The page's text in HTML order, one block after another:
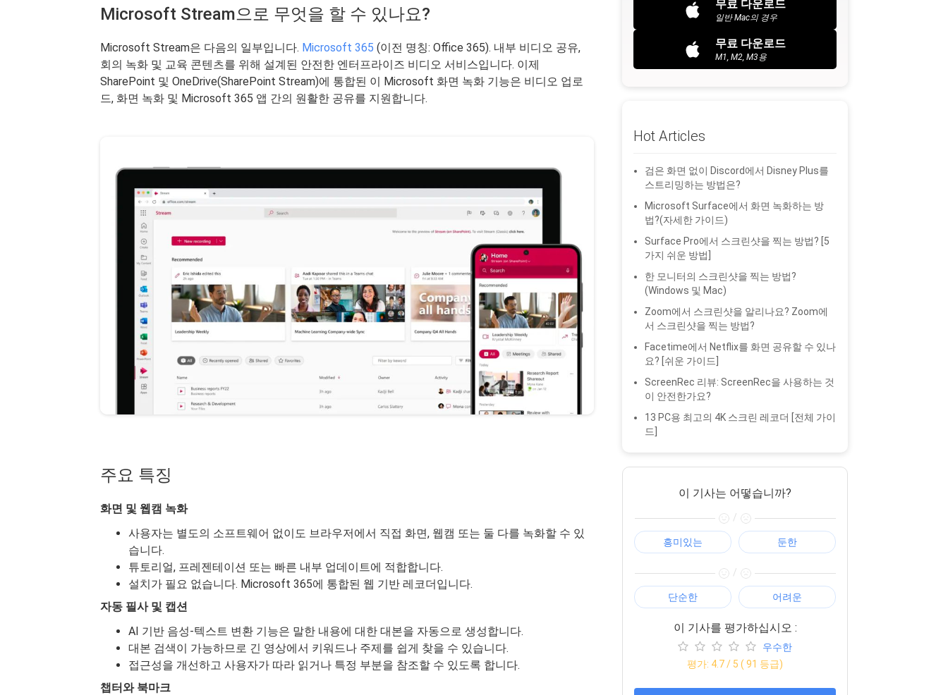
Microsoft Stream으로 무엇을 할 수 있나요?
Microsoft Stream은 다음의 일부입니다. Microsoft 365 (이전 명칭: Office 365). 내부 비디오 공유,
회의 녹화 및 교육 콘텐츠를 위해 설계된 안전한 엔터프라이즈 비디오 서비스입니다. 이제
SharePoint 및 OneDrive(SharePoint Stream)에 통합된 이 Microsoft 화면 녹화 기능은 비디오 업로
드, 화면 녹화 및 Microsoft 365 앱 간의 원활한 공유를 지원합니다.
주요 특징
화면 및 웹캠 녹화
사용자는 별도의 소프트웨어 없이도 브라우저에서 직접 화면, 웹캠 또는 둘 다를 녹화할 수 있
습니다.
튜토리얼, 프레젠테이션 또는 빠른 내부 업데이트에 적합합니다.
설치가 필요 없습니다. Microsoft 365에 통합된 웹 기반 레코더입니다.
자동 필사 및 캡션
AI 기반 음성-텍스트 변환 기능은 말한 내용에 대한 대본을 자동으로 생성합니다.
대본 검색이 가능하므로 긴 영상에서 키워드나 주제를 쉽게 찾을 수 있습니다.
접근성을 개선하고 사용자가 따라 읽거나 특정 부분을 참조할 수 있도록 합니다.
챕터와 북마크
무료 다운로드
일반 Mac의 경우
무료 다운로드
M1, M2, M3용
Hot Articles
검은 화면 없이 Discord에서 Disney Plus를
스트리밍하는 방법은?
Microsoft Surface에서 화면 녹화하는 방
법?(자세한 가이드)
Surface Pro에서 스크린샷을 찍는 방법? [5
가지 쉬운 방법]
한 모니터의 스크린샷을 찍는 방법?
(Windows 및 Mac)
Zoom에서 스크린샷을 알리나요? Zoom에
서 스크린샷을 찍는 방법?
Facetime에서 Netflix를 화면 공유할 수 있나
요? [쉬운 가이드]
ScreenRec 리뷰: ScreenRec을 사용하는 것
이 안전한가요?
13 PC용 최고의 4K 스크린 레코더 [전체 가이
드]
이 기사는 어떻습니까?
/
흥미있는 둔한
/
단순한 어려운
이 기사를 평가하십시오 :
우수한
평가: 4.7/ 5 (91 등급)